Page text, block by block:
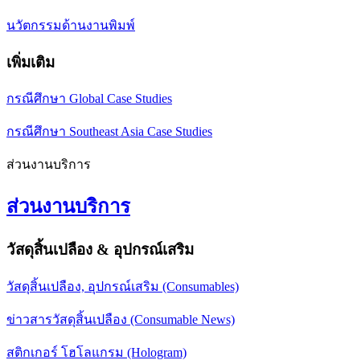
นวัตกรรมด้านงานพิมพ์
เพิ่มเติม
กรณีศึกษา Global Case Studies
กรณีศึกษา Southeast Asia Case Studies
ส่วนงานบริการ
ส่วนงานบริการ
วัสดุสิ้นเปลือง & อุปกรณ์เสริม
วัสดุสิ้นเปลือง, อุปกรณ์เสริม (Consumables)
ข่าวสารวัสดุสิ้นเปลือง (Consumable News)
สติกเกอร์ โฮโลแกรม (Hologram)